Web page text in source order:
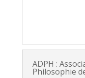
ADPH :
Philosophie